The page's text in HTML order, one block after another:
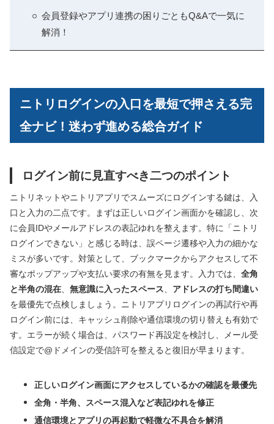
会員登録やアプリ連携の困りごともQ&Aで一気に
解消！
ニトリログインの入口を最短で押さえる完
全ナビ！迷わず進める総合ガイド
ログイン前に見直すべき二つのポイント
ニトリネットやニトリアプリでスムーズにログインする鍵は、入
口と入力の二点です。まずは正しいログイン画面かを確認し、次
に会員IDやメールアドレスの表記ゆれを整えます。特に「ニトリ
ログインできない」と感じる時は、誤ページ遷移や入力の細かな
ミスが多いです。対策として、ブックマークからアクセスして不
審なポップアップや支払い要求の有無を見ます。入力では、 全角
と半角の混在
無意識に入ったスペース
アドレスの打ち間違い
を最優先で点検しましょう。ニトリアプリログインの再試行や再
ログイン前には、キャッシュ削除や通信環境の切り替えも有効で
す。エラーが続く場合は、パスワード再設定を検討し、メール受
信設定で@ドメインの受信許可を整えると復旧が早まります。
正しいログイン画面にアクセスしているかの確認を最優先
全角・半角、スペース混入など表記ゆれを修正
通信環境とアプリの再起動で軽微な不具合を解消